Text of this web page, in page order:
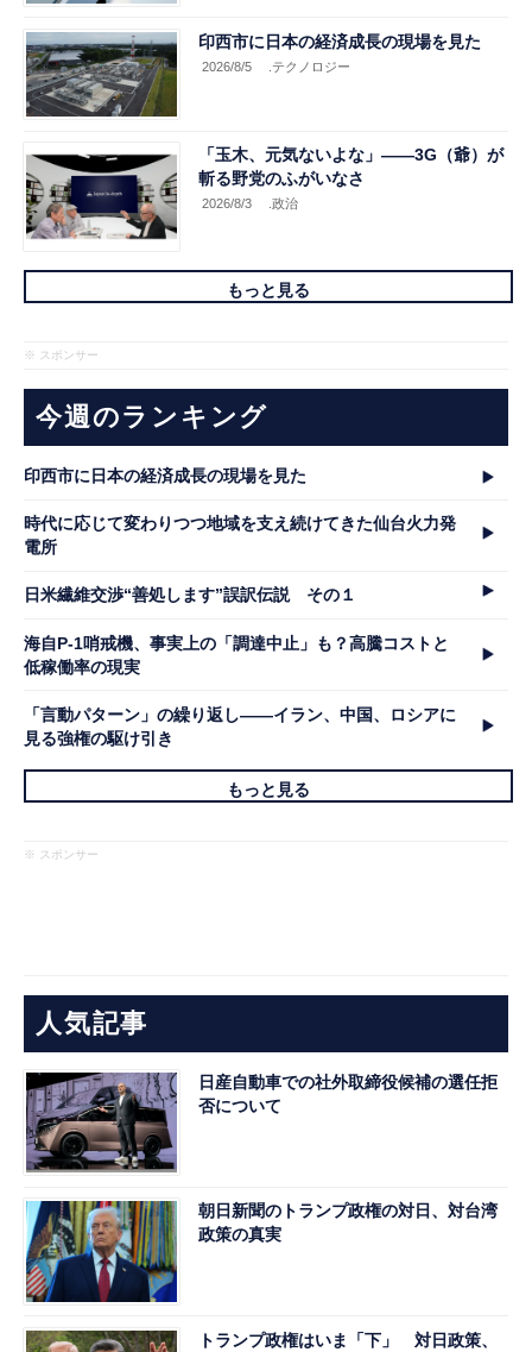
印西市に日本の経済成長の現場を見た
2026/8/5 .テクノロジー
「玉木、元気ないよな」――3G（爺）が
斬る野党のふがいなさ
2026/8/3 .政治
もっと見る
※ スポンサー
今週のランキング
印西市に日本の経済成長の現場を見た
時代に応じて変わりつつ地域を支え続けてきた仙台火力発
電所
日米繊維交渉“善処します”誤訳伝説 その１
海自P-1哨戒機、事実上の「調達中止」も？高騰コストと
低稼働率の現実
「言動パターン」の繰り返し――イラン、中国、ロシアに
見る強権の駆け引き
もっと見る
※ スポンサー
人気記事
日産自動車での社外取締役候補の選任拒
否について
朝日新聞のトランプ政権の対日、対台湾
政策の真実
トランプ政権はいま「下」 対日政策、